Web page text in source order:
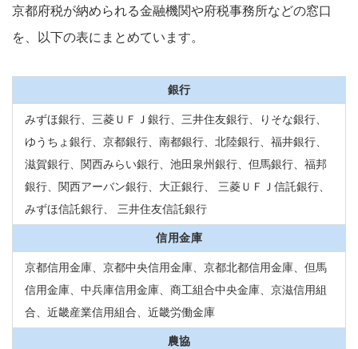
京都府税が納められる金融機関や府税事務所などの窓口
を、以下の表にまとめています。
銀行
みずほ銀行、三菱ＵＦＪ銀行、三井住友銀行、りそな銀行、
ゆうちょ銀行、京都銀行、南都銀行、北陸銀行、福井銀行、
滋賀銀行、関西みらい銀行、池田泉州銀行、但馬銀行、福邦
銀行、関西アーバン銀行、大正銀行、 三菱ＵＦＪ信託銀行、
みずほ信託銀行、 三井住友信託銀行
信用金庫
京都信用金庫、京都中央信用金庫、京都北都信用金庫、但馬
信用金庫、中兵庫信用金庫、商工組合中央金庫、京滋信用組
合、近畿産業信用組合、近畿労働金庫
農協